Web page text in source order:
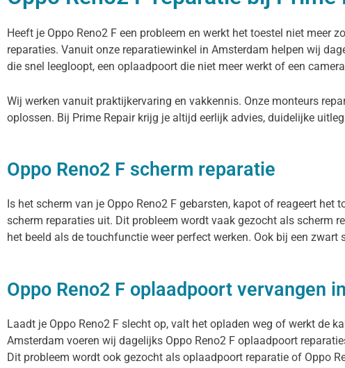
Heeft je Oppo Reno2 F een probleem en werkt het toestel niet meer
reparaties. Vanuit onze reparatiewinkel in Amsterdam helpen wij
die snel leegloopt, een oplaadpoort die niet meer werkt of een
Wij werken vanuit praktijkervaring en vakkennis. Onze monteurs
oplossen. Bij Prime Repair krijg je altijd eerlijk advies, duidelijke
Oppo Reno2 F scherm reparatie
Is het scherm van je Oppo Reno2 F gebarsten, kapot of reageert
scherm reparaties uit. Dit probleem wordt vaak gezocht als scherm
het beeld als de touchfunctie weer perfect werken. Ook bij een
Oppo Reno2 F oplaadpoort vervangen
Laadt je Oppo Reno2 F slecht op, valt het opladen weg of werkt de
Amsterdam voeren wij dagelijks Oppo Reno2 F oplaadpoort
Dit probleem wordt ook gezocht als oplaadpoort reparatie of Oppo